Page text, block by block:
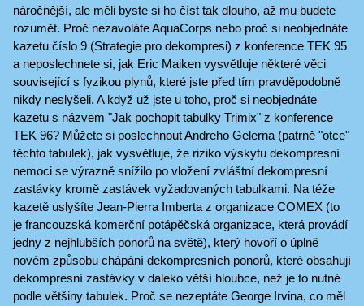
náročnější, ale měli byste si ho číst tak dlouho, až mu budete
rozumět. Proč nezavoláte AquaCorps nebo proč si neobjednáte
kazetu číslo 9 (Strategie pro dekompresi) z konference TEK 95
a neposlechnete si, jak Eric Maiken vysvětluje některé věci
související s fyzikou plynů, které jste před tím pravděpodobně
nikdy neslyšeli. A když už jste u toho, proč si neobjednáte
kazetu s názvem "Jak pochopit tabulky Trimix" z konference
TEK 96? Můžete si poslechnout Andreho Gelerna (patrně "otce"
těchto tabulek), jak vysvětluje, že riziko výskytu dekompresní
nemoci se výrazně snížilo po vložení zvláštní dekompresní
zastávky kromě zastávek vyžadovaných tabulkami. Na téže
kazetě uslyšíte Jean-Pierra Imberta z organizace COMEX (to
je francouzská komerční potápěčská organizace, která provádí
jedny z nejhlubších ponorů na světě), který hovoří o úplně
novém způsobu chápání dekompresních ponorů, které obsahují
dekompresní zastávky v daleko větší hloubce, než je to nutné
podle většiny tabulek. Proč se nezeptáte George Irvina, co měl